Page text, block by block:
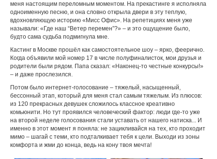
меня настоящим переломным моментом. На прекастинге я исполняла
одноименную песню, и она словно открыла двери в эту теплую,
вдохновляющую историю «Мисс Офис». На репетициях меня уже
называли: «Где наш “Ветер перемен”?» – и это ощущение было,
будто сама судьба подмигнула мне.
Кастинг в Москве прошёл как самостоятельное шоу – ярко, феерично.
Когда объявили мой номер 17 в числе полуфиналисток, мои друзья и
родители были рядом. Папа сказал: «Наконец-то честные конкурсы!»
– и даже прослезился.
Потом было интернет-голосование – тяжелый, насыщенный,
бессонный этап, который для меня стал самым тяжелым. Из плюсов:
из 120 прекрасных девушек сложилось классное креативно
комьюнити. Но тут проявился человеческий фактор: люди где-то уже
на второй неделе голосования стали уставать от нашего натиска... И
именно в этот момент я поняла: не зацикливайся на тех, кто проходит
мимо – шагай с теми, кто подталкивает тебя к цели. Выходи из зоны
комфорта и жми до конца, ведь на кону твоя мечта!